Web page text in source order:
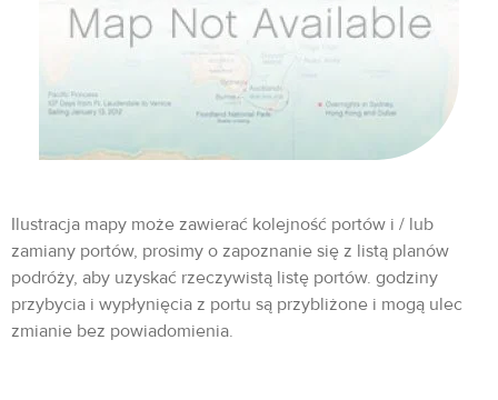
Ilustracja mapy może zawierać kolejność portów i / lub
zamiany portów, prosimy o zapoznanie się z listą planów
podróży, aby uzyskać rzeczywistą listę portów. godziny
przybycia i wypłynięcia z portu są przybliżone i mogą ulec
zmianie bez powiadomienia.